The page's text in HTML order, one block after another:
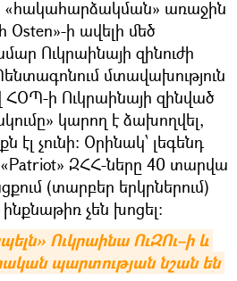
«հակահարձակման» առաջին
Osten»-ի ավելի մեծ
Ուկրաինայի զինուժի
մտավախություն
ՀՕՊ-ի Ուկրաինայի զինված
կարող է ձախողվել,
չունի։ Օրինակ՝ լեգենդ
ԶՀՀ-ները 40 տարվա
(տարբեր երկրներում)
չեն խոցել։
Ուկրաինա ՈւԶՈւ–ի և
պարտության նշան են